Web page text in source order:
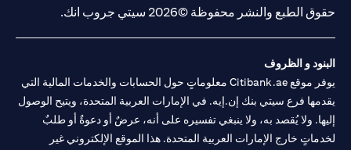
حقوق الطبع والنشر محفوظة ©2026 سيتي جروب انك.
البنود و الظروف
يوفر موقع Citibank.ae معلوماتٍ حول الحسابات والخدمات المالية التي
يقدمها فرع سيتي بنك إن.إيه. في الإمارات العربية المتحدة، ويتيح الوصول
إليها. ولا يُقصد به، ولا ينبغي تفسيره على أنه، عرضٌ أو دعوةٌ أو طلبٌ
لخدماتٍ خارج الإمارات العربية المتحدة. هذا الموقع الإلكتروني غير